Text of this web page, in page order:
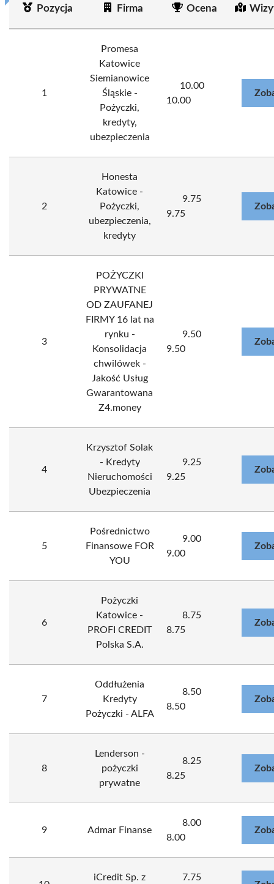
Pozycja Firma Ocena
1
Promesa
Katowice
Siemianowice
Śląskie -
Pożyczki,
kredyty,
ubezpieczenia
10.00
10.00
2
Honesta
Katowice -
Pożyczki,
ubezpieczenia,
kredyty
9.75
9.75
3
POŻYCZKI
PRYWATNE
OD ZAUFANEJ
FIRMY 16 lat na
rynku -
Konsolidacja
chwilówek -
Jakość Usług
Gwarantowana
Z4.money
9.50
9.50
4
Krzysztof Solak
- Kredyty
Nieruchomości
Ubezpieczenia
9.25
9.25
5
Pośrednictwo
Finansowe FOR
YOU
9.00
9.00
6
Pożyczki
Katowice -
PROFI CREDIT
Polska S.A.
8.75
8.75
7
Oddłużenia
Kredyty
Pożyczki - ALFA
8.50
8.50
8
Lenderson -
pożyczki
prywatne
8.25
8.25
9 Admar Finanse
8.00
8.00
iCredit Sp. z
7.75